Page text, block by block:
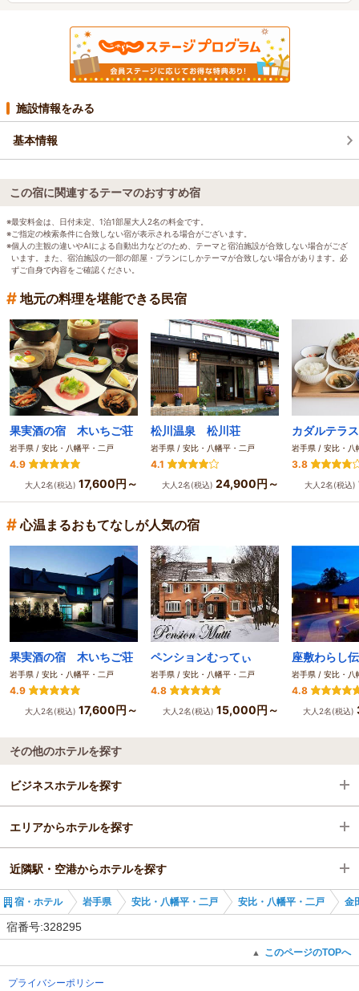
施設情報をみる
基本情報
この宿に関連するテーマのおすすめ宿
※最安料金は、日付未定、1泊1部屋大人2名の料金です。
※ご指定の検索条件に合致しない宿が表示される場合がございます。
※個人の主観の違いやAIによる自動出力などのため、テーマと宿泊施設が合致しない場合がござ
います。また、宿泊施設の一部の部屋・プランにしかテーマが合致しない場合があります。必
ずご自身で内容をご確認ください。
# 地元の料理を堪能できる民宿
果実酒の宿 木いちご荘
岩手県 / 安比・八幡平・二戸
4.9
大人2名(税込) 17,600円～
松川温泉 松川荘
岩手県 / 安比・八幡平・二戸
4.1
大人2名(税込) 24,900円～
カダルテラ
岩手県 / 安比・八
3.8
大人2名(税込)
# 心温まるおもてなしが人気の宿
果実酒の宿 木いちご荘
岩手県 / 安比・八幡平・二戸
4.9
大人2名(税込) 17,600円～
ペンションむってぃ
岩手県 / 安比・八幡平・二戸
4.8
大人2名(税込) 15,000円～
岩手県 / 安比・八
4.8
大人2名(税込)
その他のホテルを探す
ビジネスホテルを探す
岩手県
安比・八幡平・二戸
金田一温泉駅
エリアからホテルを探す
岩手県
安比・八幡平・二戸
近隣駅・空港からホテルを探す
金田一温泉駅
宿・ホテル 岩手県 安比・八幡平・二戸 安比・八幡平・二戸 金
宿番号:328295
▲ このページのTOPへ
プライバシーポリシー